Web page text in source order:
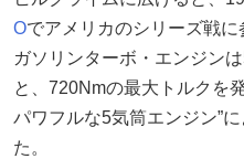
Oでアメリカのシリーズ戦
ガソリンターボ・エンジン
と、720Nmの最大トルクを
パワフルな5気筒エンジン”
た。